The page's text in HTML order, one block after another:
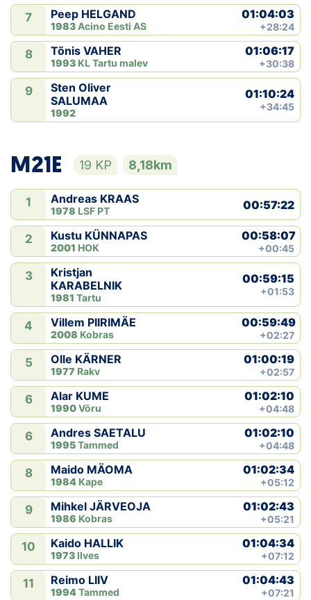
7 Peep HELGAND
1983Acino Eesti AS
01:04:03
+28:24
8 Tõnis VAHER
1993 KL Tartu malev
01:06:17
+30:38
9
Sten Oliver
SALUMAA
1992
01:10:24
+34:45
M21E 19 KP 8,18km
1 Andreas KRAAS
1978 LSF PT 00:57:22
2 Kustu KÜNNAPAS
2001 HOK
00:58:07
+00:45
3
Kristjan
KARABELNIK
1981 Tartu
00:59:15
+01:53
4 Villem PIIRIMÄE
2008 Kobras
00:59:49
+02:27
5 Olle KÄRNER
1977 Rakv
01:00:19
+02:57
6 Alar KUME
1990Võru
01:02:10
+04:48
6 Andres SAETALU
1995Tammed
01:02:10
+04:48
8 Maido MÄOMA
1984 Kape
01:02:34
+05:12
9 Mihkel JÄRVEOJA
1986 Kobras
01:02:43
+05:21
10 Kaido HALLIK
1973 Ilves
01:04:34
+07:12
11 Reimo LIIV
1994Tammed
01:04:43
+07:21